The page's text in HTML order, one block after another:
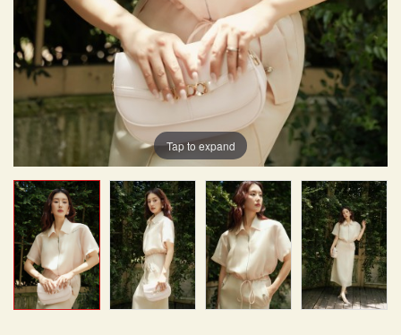
Tap to expand